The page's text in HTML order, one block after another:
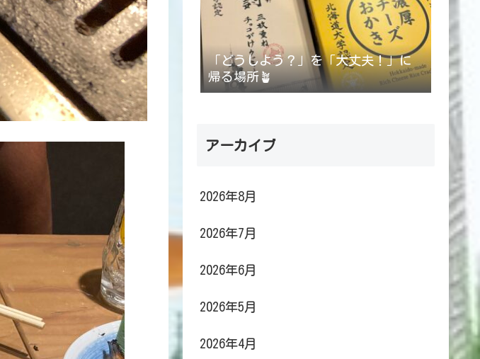
「どうしよう？」を「大丈夫！」に
帰る場所🪴
アーカイブ
2026年8月
2026年7月
2026年6月
2026年5月
2026年4月